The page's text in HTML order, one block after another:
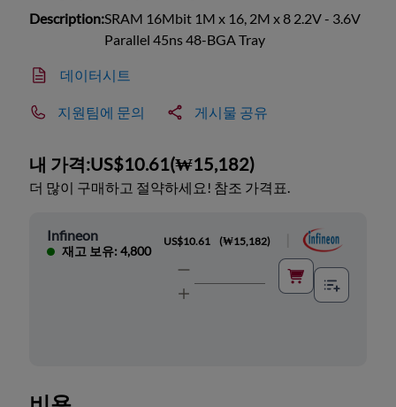
Description:SRAM 16Mbit 1M x 16, 2M x 8 2.2V - 3.6V
Parallel 45ns 48-BGA Tray
데이터시트
지원팀에 문의 게시물 공유
내 가격:US$10.61(₩15,182)
더 많이 구매하고 절약하세요! 참조 가격표.
Infineon
재고 보유: 4,800
US$10.61 (₩15,182)